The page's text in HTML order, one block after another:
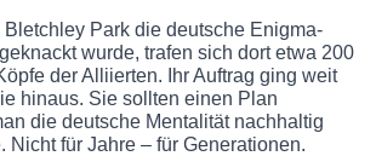
Park die deutsche Enigma-
wurde, trafen sich dort etwa 200
der Alliierten. Ihr Auftrag ging weit
hinaus. Sie sollten einen Plan
die deutsche Mentalität nachhaltig
Nicht für Jahre – für Generationen.